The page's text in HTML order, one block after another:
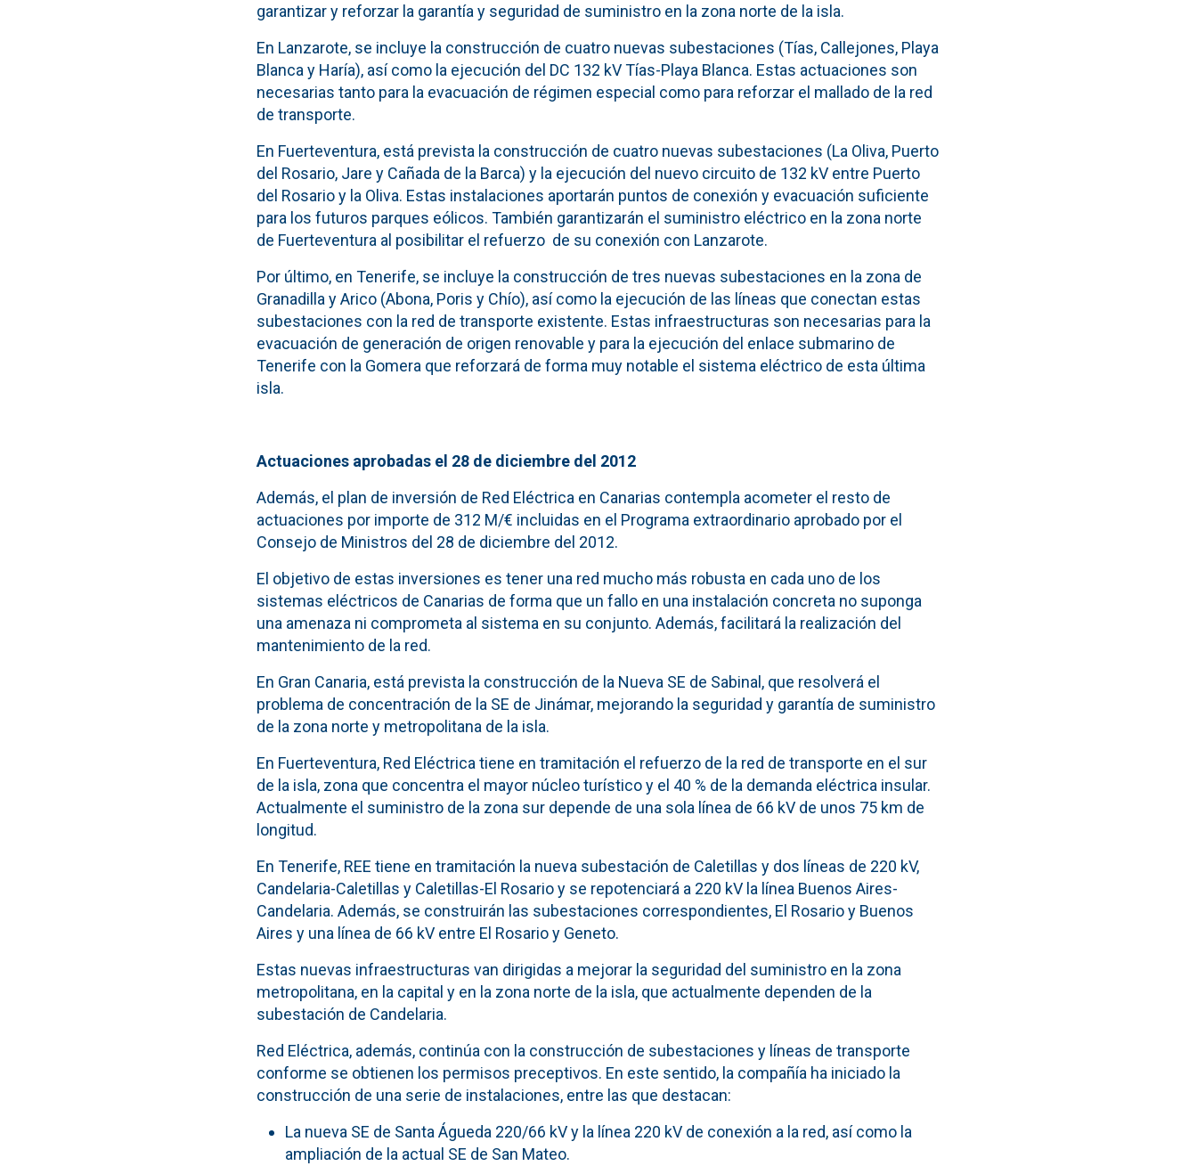
garantizar y reforzar la garantía y seguridad de suministro en la zona norte de la isla.
En Lanzarote, se incluye la construcción de cuatro nuevas subestaciones (Tías, Callejones, Playa
Blanca y Haría), así como la ejecución del DC 132 kV Tías-Playa Blanca. Estas actuaciones son
necesarias tanto para la evacuación de régimen especial como para reforzar el mallado de la red
de transporte.
En Fuerteventura, está prevista la construcción de cuatro nuevas subestaciones (La Oliva, Puerto
del Rosario, Jare y Cañada de la Barca) y la ejecución del nuevo circuito de 132 kV entre Puerto
del Rosario y la Oliva. Estas instalaciones aportarán puntos de conexión y evacuación suficiente
para los futuros parques eólicos. También garantizarán el suministro eléctrico en la zona norte
de Fuerteventura al posibilitar el refuerzo de su conexión con Lanzarote.
Por último, en Tenerife, se incluye la construcción de tres nuevas subestaciones en la zona de
Granadilla y Arico (Abona, Poris y Chío), así como la ejecución de las líneas que conectan estas
subestaciones con la red de transporte existente. Estas infraestructuras son necesarias para la
evacuación de generación de origen renovable y para la ejecución del enlace submarino de
Tenerife con la Gomera que reforzará de forma muy notable el sistema eléctrico de esta última
isla.
Actuaciones aprobadas el 28 de diciembre del 2012
Además, el plan de inversión de Red Eléctrica en Canarias contempla acometer el resto de
actuaciones por importe de 312 M/€ incluidas en el Programa extraordinario aprobado por el
Consejo de Ministros del 28 de diciembre del 2012.
El objetivo de estas inversiones es tener una red mucho más robusta en cada uno de los
sistemas eléctricos de Canarias de forma que un fallo en una instalación concreta no suponga
una amenaza ni comprometa al sistema en su conjunto. Además, facilitará la realización del
mantenimiento de la red.
En Gran Canaria, está prevista la construcción de la Nueva SE de Sabinal, que resolverá el
problema de concentración de la SE de Jinámar, mejorando la seguridad y garantía de suministro
de la zona norte y metropolitana de la isla.
En Fuerteventura, Red Eléctrica tiene en tramitación el refuerzo de la red de transporte en el sur
de la isla, zona que concentra el mayor núcleo turístico y el 40 % de la demanda eléctrica insular.
Actualmente el suministro de la zona sur depende de una sola línea de 66 kV de unos 75 km de
longitud.
En Tenerife, REE tiene en tramitación la nueva subestación de Caletillas y dos líneas de 220 kV,
Candelaria-Caletillas y Caletillas-El Rosario y se repotenciará a 220 kV la línea Buenos Aires-
Candelaria. Además, se construirán las subestaciones correspondientes, El Rosario y Buenos
Aires y una línea de 66 kV entre El Rosario y Geneto.
Estas nuevas infraestructuras van dirigidas a mejorar la seguridad del suministro en la zona
metropolitana, en la capital y en la zona norte de la isla, que actualmente dependen de la
subestación de Candelaria.
Red Eléctrica, además, continúa con la construcción de subestaciones y líneas de transporte
conforme se obtienen los permisos preceptivos. En este sentido, la compañía ha iniciado la
construcción de una serie de instalaciones, entre las que destacan:
La nueva SE de Santa Águeda 220/66 kV y la línea 220 kV de conexión a la red, así como la
ampliación de la actual SE de San Mateo.